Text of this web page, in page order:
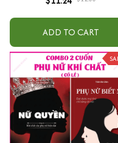
ADD TO CART